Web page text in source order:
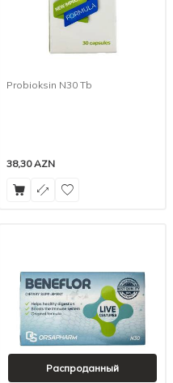
Probioksin N30 Tb
38,30AZN
Распроданный